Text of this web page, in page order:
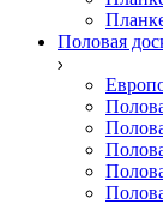
Половая